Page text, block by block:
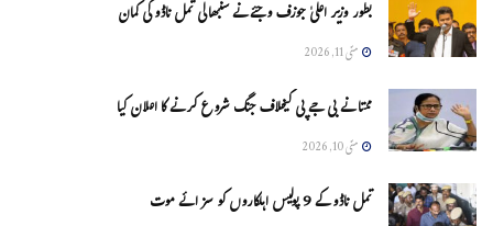
بطور وزیر اعلیٰ جوزف وجئے نے سنبھالی تمل ناڈو کی کمان
مئی 11, 2026
ممتا نے بی جے پی کیخلاف جنگ شروع کرنے کا اعلان کیا
مئی 10, 2026
تمل ناڈو کے 9 پولیس اہلکاروں کو سزائے موت